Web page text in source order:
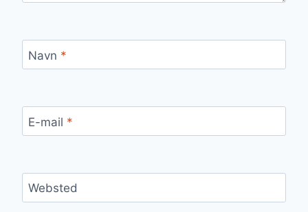
Navn *
E-mail *
Websted